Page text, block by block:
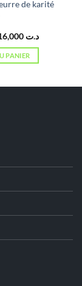
de karité
prix
:
د.ت 16,000
Le
PANIER